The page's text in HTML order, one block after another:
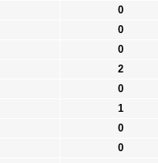
0
0
0
2
0
1
0
0